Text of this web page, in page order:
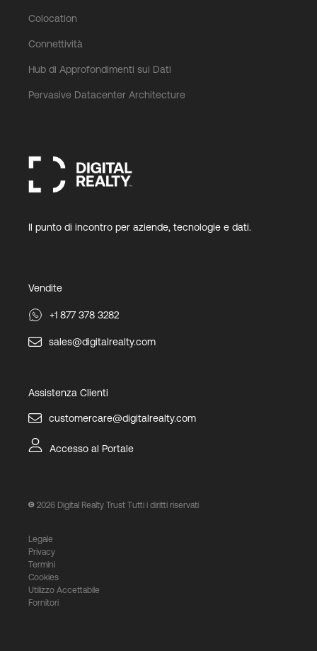
Colocation
Connettività
Hub di Approfondimenti sui Dati
Pervasive Datacenter Architecture
Il punto di incontro per aziende, tecnologie e dati.
Vendite
+1 877 378 3282
sales@digitalrealty.com
Assistenza Clienti
customercare@digitalrealty.com
Accesso al Portale
2026 Digital Realty Trust Tutti i diritti riservati
Legale
Privacy
Termini
Cookies
Utilizzo Accettabile
Fornitori